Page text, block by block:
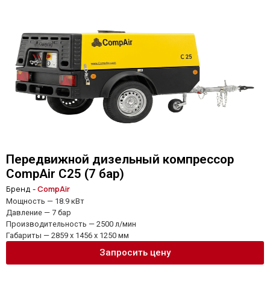
Передвижной дизельный компрессор
CompAir C25 (7 бар)
Бренд -CompAir
Мощность — 18.9 кВт
Давление — 7 бар
Производительность — 2500 л/мин
Габариты — 2859 x 1456 x 1250 мм
Запросить цену